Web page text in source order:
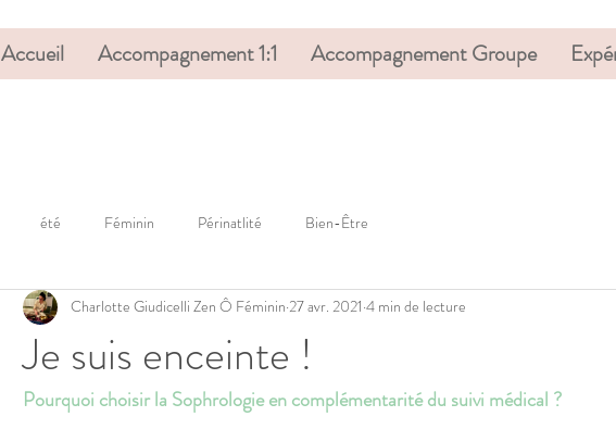
Accueil Accompagnement 1:1 Accompagnement Groupe
été Féminin Périnatlité Bien-Être
Je suis enceinte !
Charlotte Giudicelli Zen Ô Féminin 27 avr. 2021 4 min de lecture
Pourquoi choisir la Sophrologie en complémentarité du suivi médical ?